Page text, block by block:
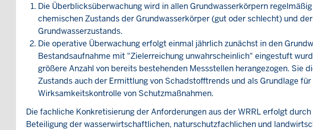
Die Überblicksüberwachung wird in allen Grundwasserkörpern
chemischen Zustands der Grundwasserkörper (gut oder schlecht) und
Grundwasserzustands.
Die operative Überwachung erfolgt einmal jährlich zunächst in den
Bestandsaufnahme mit "Zielerreichung unwahrscheinlich" eingestuft
größere Anzahl von bereits bestehenden Messstellen herangezogen. Sie
Zustands auch der Ermittlung von Schadstofftrends und als Grundlage
Wirksamkeitskontrolle von Schutzmaßnahmen.
Die fachliche Konkretisierung der Anforderungen aus der WRRL erfolgt
Beteiligung der wasserwirtschaftlichen, naturschutzfachlichen und